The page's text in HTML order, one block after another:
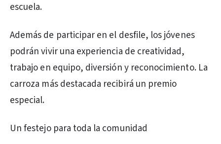
escuela.
Además de participar en el desfile, los jóvenes
podrán vivir una experiencia de creatividad,
trabajo en equipo, diversión y reconocimiento. La
carroza más destacada recibirá un premio
especial.
Un festejo para toda la comunidad